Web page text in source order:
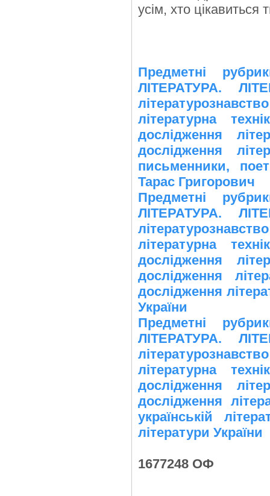
усім, хто цікавиться
Предметні
ЛІТЕРАТУРА.
літературна
дослідження
дослідження
письменники,
Тарас Григорович
Предметні
ЛІТЕРАТУРА.
літературна
дослідження
дослідження
дослідження
України
Предметні
ЛІТЕРАТУРА.
літературна
дослідження
дослідження
українській
літератури України
1677248 ОФ